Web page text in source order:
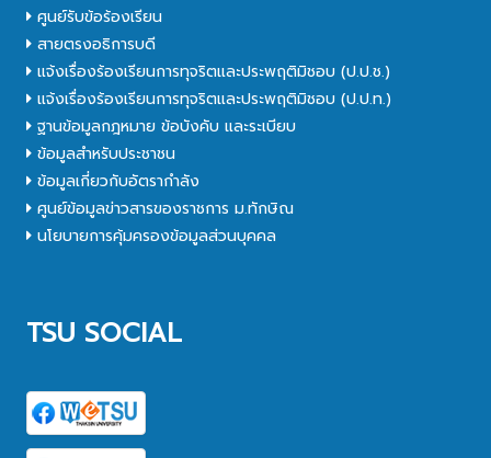
ศูนย์รับข้อร้องเรียน
สายตรงอธิการบดี
แจ้งเรื่องร้องเรียนการทุจริตและประพฤติมิชอบ (ป.ป.ช.)
แจ้งเรื่องร้องเรียนการทุจริตและประพฤติมิชอบ (ป.ป.ท.)
ฐานข้อมูลกฎหมาย ข้อบังคับ และระเบียบ
ข้อมูลสำหรับประชาชน
ข้อมูลเกี่ยวกับอัตรากำลัง
ศูนย์ข้อมูลข่าวสารของราชการ ม.ทักษิณ
นโยบายการคุ้มครองข้อมูลส่วนบุคคล
TSU SOCIAL